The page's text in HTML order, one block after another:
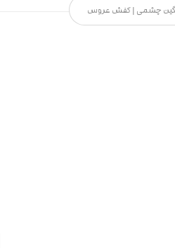
چشمی | کفش عروس